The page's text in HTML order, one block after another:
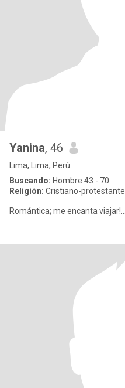
Yanina, 46
Lima, Lima, Perú
Buscando: Hombre 43 - 70
Religión: Cristiano-protestante
Romántica; me encanta viajar!...